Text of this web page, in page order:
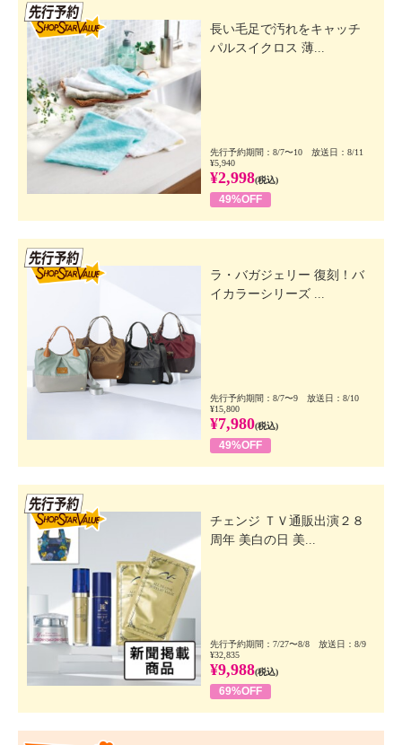
長い毛足で汚れをキャッチ
パルスイクロス 薄...
先行予約期間：8/7〜10 放送日：8/11
¥5,940
¥2,998(税込)
49%OFF
ラ・バガジェリー 復刻！バ
イカラーシリーズ ...
先行予約期間：8/7〜9 放送日：8/10
¥15,800
¥7,980(税込)
49%OFF
チェンジ ＴＶ通販出演２８
周年 美白の日 美...
先行予約期間：7/27〜8/8 放送日：8/9
¥32,835
¥9,988(税込)
69%OFF